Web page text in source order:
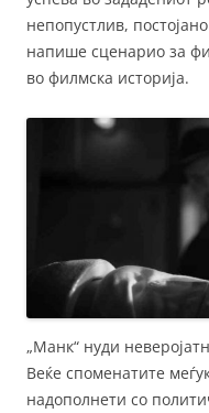
непопустлив,
напише сценарио за
во филмска историја.
„Манк“ нуди
Веќе споменатите
надополнети со